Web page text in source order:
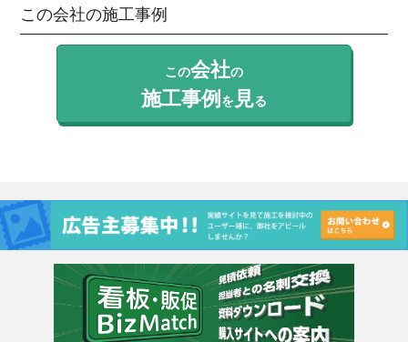
この会社の施工事例
この会社の
施工事例を 見る